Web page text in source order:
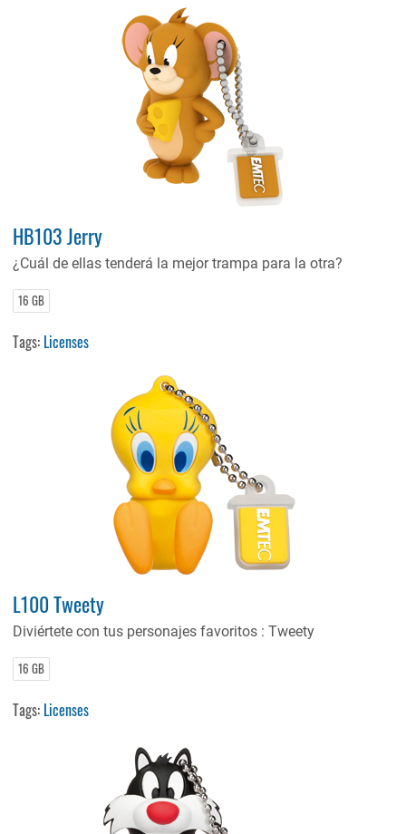
HB103 Jerry
¿Cuál de ellas tenderá la mejor trampa para la otra?
16 GB
Tags: Licenses
L100 Tweety
Diviértete con tus personajes favoritos : Tweety
16 GB
Tags: Licenses